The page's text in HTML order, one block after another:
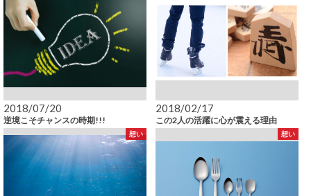
2018/07/20
逆境こそチャンスの時期!!!
2018/02/17
この2人の活躍に心が震える理由
想い 想い